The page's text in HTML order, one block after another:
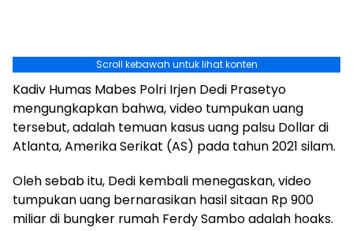
Scroll kebawah untuk lihat konten
Kadiv Humas Mabes Polri Irjen Dedi Prasetyo
mengungkapkan bahwa, video tumpukan uang
tersebut, adalah temuan kasus uang palsu Dollar di
Atlanta, Amerika Serikat (AS) pada tahun 2021 silam.
Oleh sebab itu, Dedi kembali menegaskan, video
tumpukan uang bernarasikan hasil sitaan Rp 900
miliar di bungker rumah Ferdy Sambo adalah hoaks.